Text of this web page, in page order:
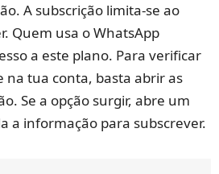
A subscrição limita-se ao
Quem usa o WhatsApp
a este plano. Para verificar
na tua conta, basta abrir as
Se a opção surgir, abre um
a informação para subscrever.